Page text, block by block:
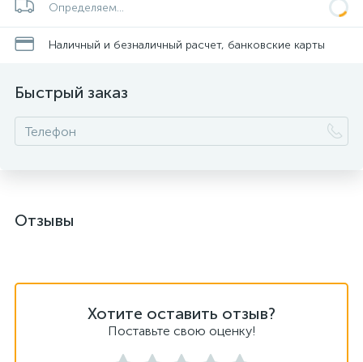
Определяем...
Наличный и безналичный расчет, банковские карты
Быстрый заказ
Отзывы
Хотите оставить отзыв?
Поставьте свою оценку!